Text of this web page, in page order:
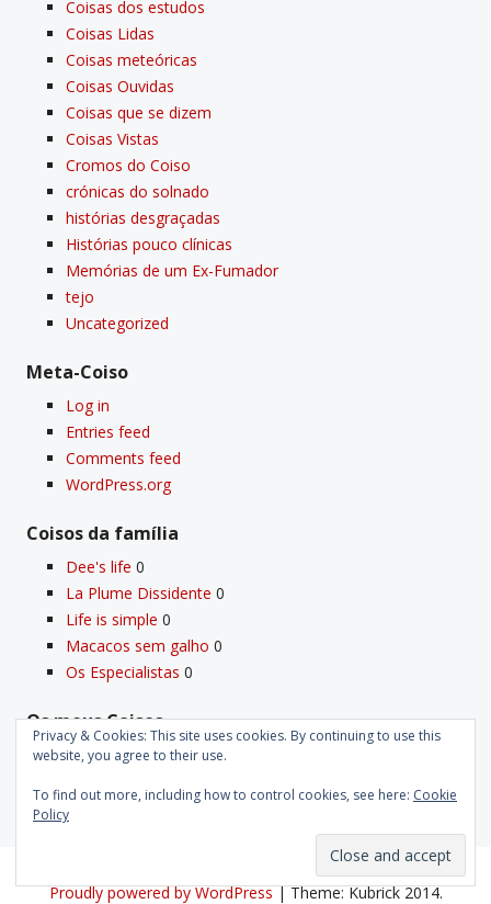
Coisas dos estudos
Coisas Lidas
Coisas meteóricas
Coisas Ouvidas
Coisas que se dizem
Coisas Vistas
Cromos do Coiso
crónicas do solnado
histórias desgraçadas
Histórias pouco clí­nicas
Memórias de um Ex-Fumador
tejo
Uncategorized
Meta-Coiso
Log in
Entries feed
Comments feed
WordPress.org
Coisos da famí­lia
Dee's life 0
La Plume Dissidente 0
Life is simple 0
Macacos sem galho 0
Os Especialistas 0
Os meus Coisos
Deus0
Privacy & Cookies: This site uses cookies. By continuing to use this
website, you agree to their use.
To find out more, including how to control cookies, see here: Cookie
Policy
Proudly powered by WordPress |Theme: Kubrick 2014.